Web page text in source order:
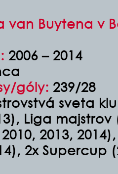
van Buytena v
2006 – 2014
góly: 239/28
sveta
Liga majstrov
2013,
2x Supercup